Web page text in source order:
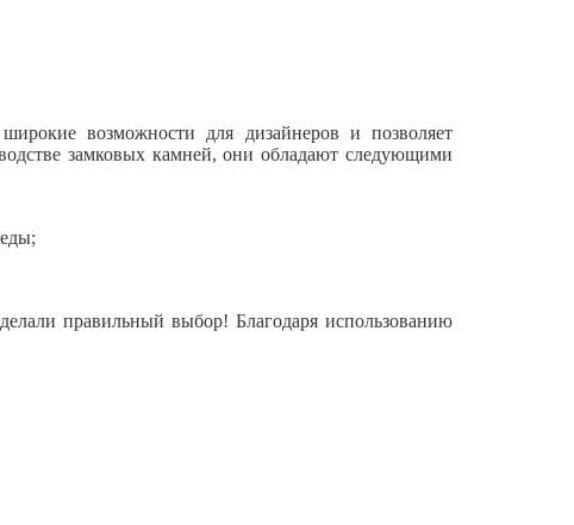
возможности для дизайнеров и позволяет
замковых камней, они обладают следующими
правильный выбор! Благодаря использованию